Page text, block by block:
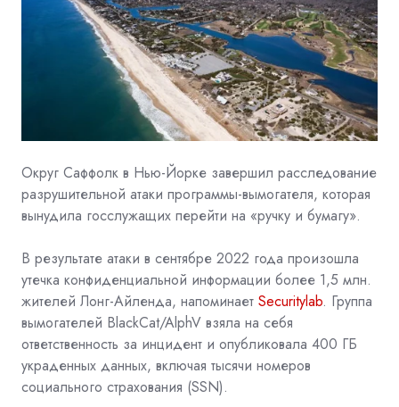
Округ Саффолк в Нью-Йорке завершил расследование
разрушительной атаки программы-вымогателя, которая
вынудила госслужащих перейти на «ручку и бумагу».
В результате атаки в сентябре 2022 года произошла
утечка конфиденциальной информации более 1,5 млн.
жителей Лонг-Айленда, напоминает Securitylab. Группа
вымогателей BlackCat/AlphV взяла на себя
ответственность за инцидент и опубликовала 400 ГБ
украденных данных, включая тысячи номеров
социального страхования (SSN).